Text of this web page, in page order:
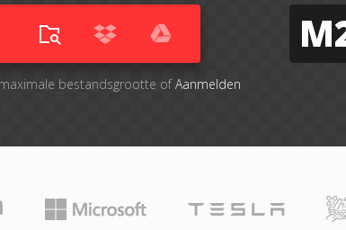
bestandsgrootte ofAanmelden